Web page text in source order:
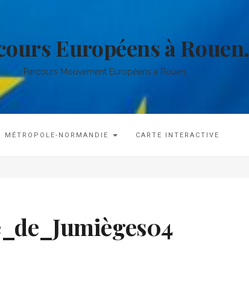
Européens à Rouen.
Parcours Mouvement Européens à Rouen.
MÉTROPOLE-NORMANDIE CARTE INTERACTIVE